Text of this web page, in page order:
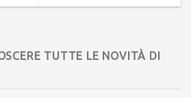
TUTTE LE NOVITÀ DI